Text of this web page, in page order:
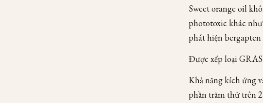
Sweet orange oil
phototoxic khác
phát hiện
Được xếp loại
Khả năng kích ứng
phần trăm thử trên